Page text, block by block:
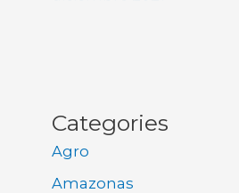
Categories
Agro
Amazonas